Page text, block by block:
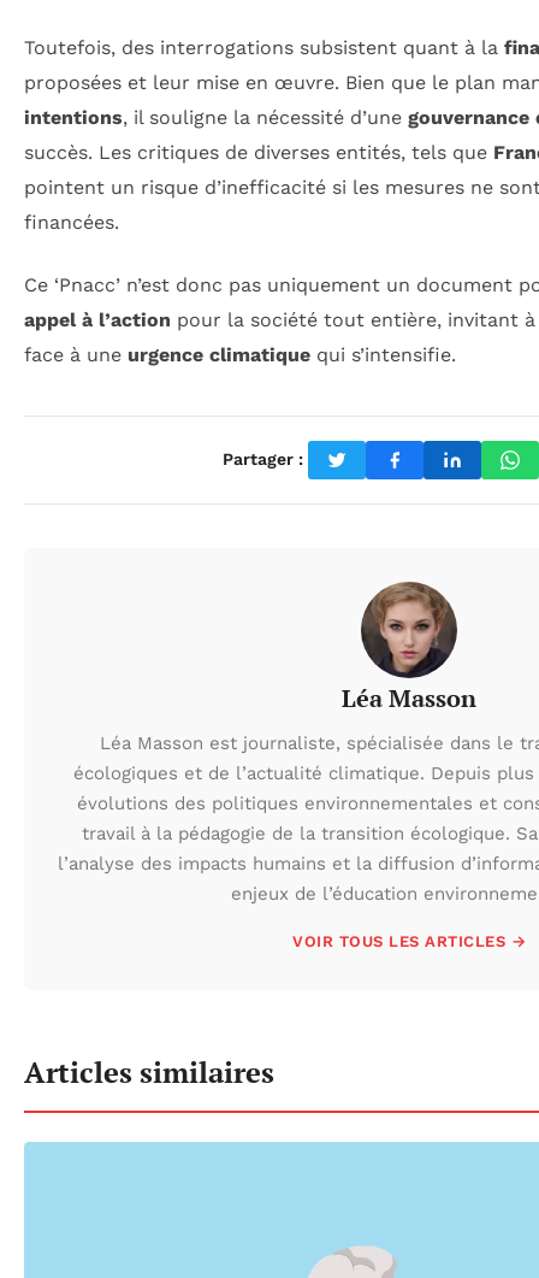
Toutefois, des interrogations subsistent quant à la
proposées et leur mise en œuvre. Bien que le plan
intentions, il souligne la nécessité d’une gouvernance
succès. Les critiques de diverses entités, tels que
pointent un risque d’inefficacité si les mesures ne
financées.
Ce ‘Pnacc’ n’est donc pas uniquement un document
appel à l’action pour la société tout entière, invitant
face à une urgence climatique qui s’intensifie.
Partager :
Léa Masson
Léa Masson est journaliste, spécialisée dans le
écologiques et de l’actualité climatique. Depuis
évolutions des politiques environnementales et
travail à la pédagogie de la transition écologique.
l’analyse des impacts humains et la diffusion
enjeux de l’éducation
VOIR TOUS LES ARTICLES →
Articles similaires